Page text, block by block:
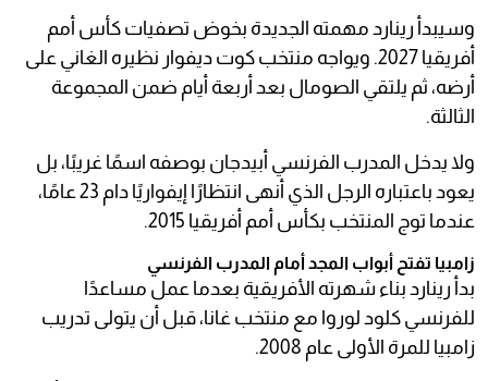
وسيبدأ رينارد مهمته الجديدة بخوض تصفيات كأس أمم
أفريقيا 2027. ويواجه منتخب كوت ديفوار نظيره الغاني على
أرضه، ثم يلتقي الصومال بعد أربعة أيام ضمن المجموعة
الثالثة.
ولا يدخل المدرب الفرنسي أبيدجان بوصفه اسمًا غريبًا، بل
يعود باعتباره الرجل الذي أنهى انتظارًا إيفواريًا دام 23 عامًا،
عندما توج المنتخب بكأس أمم أفريقيا 2015.
زامبيا تفتح أبواب المجد أمام المدرب الفرنسي
بدأ رينارد بناء شهرته الأفريقية بعدما عمل مساعدًا
للفرنسي كلود لوروا مع منتخب غانا، قبل أن يتولى تدريب
زامبيا للمرة الأولى عام 2008.